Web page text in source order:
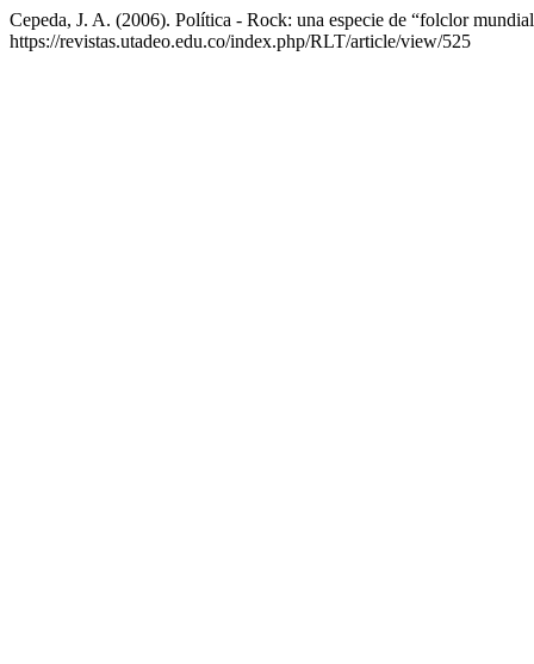
Cepeda, J. A. (2006). Política - Rock: una especie de “folclor
https://revistas.utadeo.edu.co/index.php/RLT/article/view/525